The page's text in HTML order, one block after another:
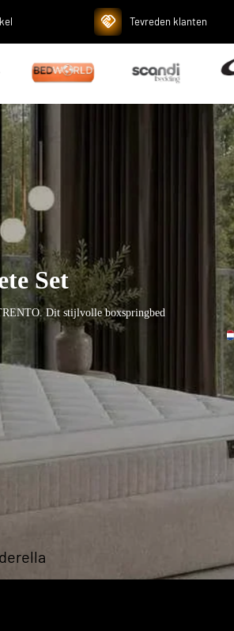
Tevreden klanten
Set
Dit luxe boxspringbed combineert een